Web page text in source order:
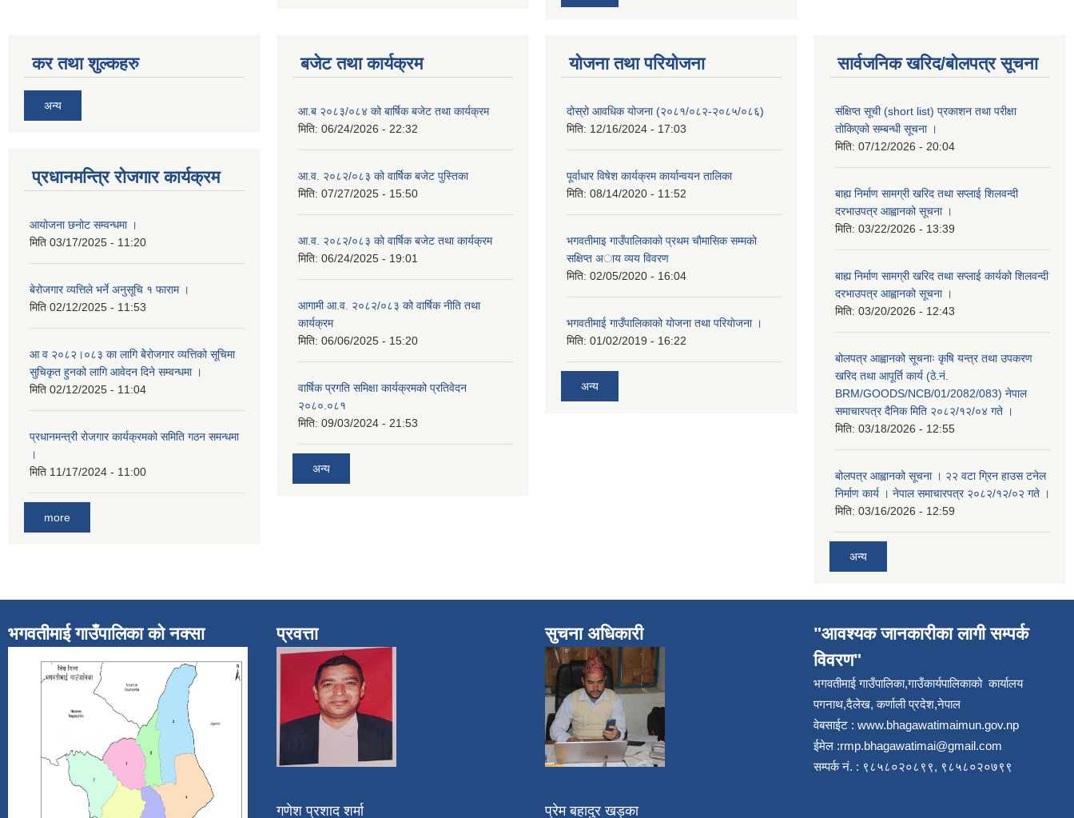
कर तथा शुल्कहरु
अन्य
प्रधानमन्त्रि रोजगार कार्यक्रम
आयोजना छनोट सम्वन्धमा ।
मिति 03/17/2025 - 11:20
बेरोजगार व्यत्तिले भर्ने अनुसूचि १ फाराम ।
मिति 02/12/2025 - 11:53
आ व २०८२।०८३ का लागि बेेरोजगार व्यत्तिको सूचिमा
सुचिकृत हुनको लागि आवेदन दिने सम्वन्धमा ।
मिति 02/12/2025 - 11:04
प्रधानमन्त्री रोजगार कार्यक्रमको समिति गठन समन्धमा
।
मिति 11/17/2024 - 11:00
more
बजेट तथा कार्यक्रम
आ.ब २०८३/०८४ को बार्षिक बजेट तथा कार्यक्रम
मिति: 06/24/2026 - 22:32
आ.व. २०८२/०८३ को वार्षिक बजेट पुस्तिका
मिति: 07/27/2025 - 15:50
आ.व. २०८२/०८३ को वार्षिक बजेट तथा कार्यक्रम
मिति: 06/24/2025 - 19:01
आगामी आ.व. २०८२/०८३ को वार्षिक नीति तथा
कार्यक्रम
मिति: 06/06/2025 - 15:20
वार्षिक प्रगति समिक्षा कार्यक्रमको प्रतिवेदन
२०८०.०८१
मिति: 09/03/2024 - 21:53
अन्य
योजना तथा परियोजना
दोस्रो आवधिक योजना (२०८१/०८२-२०८५/०८६)
मिति: 12/16/2024 - 17:03
पूर्वाधार विषेश कार्यक्रम कार्यान्वयन तालिका
मिति: 08/14/2020 - 11:52
भगवतीमाइ गाउँपालिकाकाे प्रथम चाैमासिक सम्मकाे
सक्षिप्त अाय व्यय विवरण
मिति: 02/05/2020 - 16:04
भगवतीमाई गाउँपालिकाको याेजना तथा परियाेजना ।
मिति: 01/02/2019 - 16:22
अन्य
सार्वजनिक खरिद/बोलपत्र सूचना
संक्षिप्त सूची (short list) प्रकाशन तथा परीक्षा
तोकिएको सम्बन्धी सूचना ।
मिति: 07/12/2026 - 20:04
बाह्य निर्माण सामग्री खरिद तथा सप्लाई शिलवन्दी
दरभाउपत्र आह्वानको सूचना ।
मिति: 03/22/2026 - 13:39
बाह्य निर्माण सामग्री खरिद तथा सप्लाई कार्यको शिलवन्दी
दरभाउपत्र आह्वानको सूचना ।
मिति: 03/20/2026 - 12:43
बोलपत्र आह्वानको सूचनाः कृषि यन्त्र तथा उपकरण
खरिद तथा आपूर्ति कार्य (ठे.नं.
BRM/GOODS/NCB/01/2082/083) नेपाल
समाचारपत्र दैनिक मिति २०८२/१२/०४ गते ।
मिति: 03/18/2026 - 12:55
बोलपत्र आह्वानको सूचना । २२ वटा ग्रिन हाउस टनेल
निर्माण कार्य । नेपाल समाचारपत्र २०८२/१२/०२ गते ।
मिति: 03/16/2026 - 12:59
अन्य
भगवतीमाई गाउँपालिका को नक्सा प्रवत्ता
गणेश प्रशाद शर्मा
सुचना अधिकारी
प्रेम बहादुर खड्का
"आवश्यक जानकारीका लागी सम्पर्क
विवरण"
भगवतीमाई गाउँपालिका,गाउँकार्यपालिकाको कार्यालय
पगनाथ,दैलेख, कर्णाली प्रदेश,नेपाल
वेबसाईट : www.bhagawatimaimun.gov.np
ईमेल :rmp.bhagawatimai@gmail.com
सम्पर्क नं. : ९८५८०२०८९९, ९८५८०२०७९९